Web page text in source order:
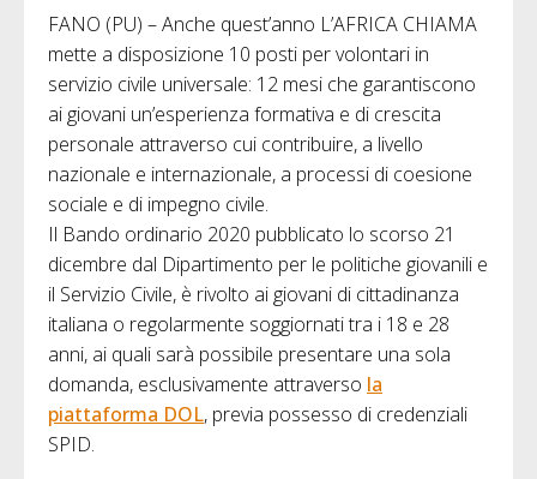
FANO (PU) – Anche quest’anno L’AFRICA CHIAMA
mette a disposizione 10 posti per volontari in
servizio civile universale: 12 mesi che garantiscono
ai giovani un’esperienza formativa e di crescita
personale attraverso cui contribuire, a livello
nazionale e internazionale, a processi di coesione
sociale e di impegno civile.
Il Bando ordinario 2020 pubblicato lo scorso 21
dicembre dal Dipartimento per le politiche giovanili e
il Servizio Civile, è rivolto ai giovani di cittadinanza
italiana o regolarmente soggiornati tra i 18 e 28
anni, ai quali sarà possibile presentare una sola
domanda, esclusivamente attraverso la
piattaforma DOL, previa possesso di credenziali
SPID.